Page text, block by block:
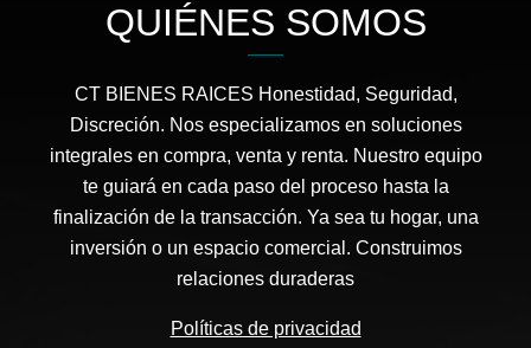
QUIÉNES SOMOS
CT BIENES RAICES Honestidad, Seguridad,
Discreción. Nos especializamos en soluciones
integrales en compra, venta y renta. Nuestro equipo
te guiará en cada paso del proceso hasta la
finalización de la transacción. Ya sea tu hogar, una
inversión o un espacio comercial. Construimos
relaciones duraderas
Políticas de privacidad